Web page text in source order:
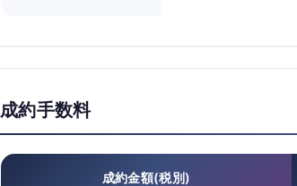
成約手数料
成約金額(税別)